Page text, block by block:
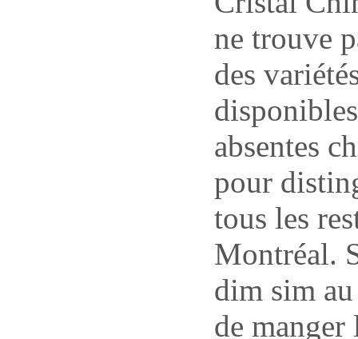
ne trouve
des
absentes
pour
tous les
Montréal.
dim sim
de